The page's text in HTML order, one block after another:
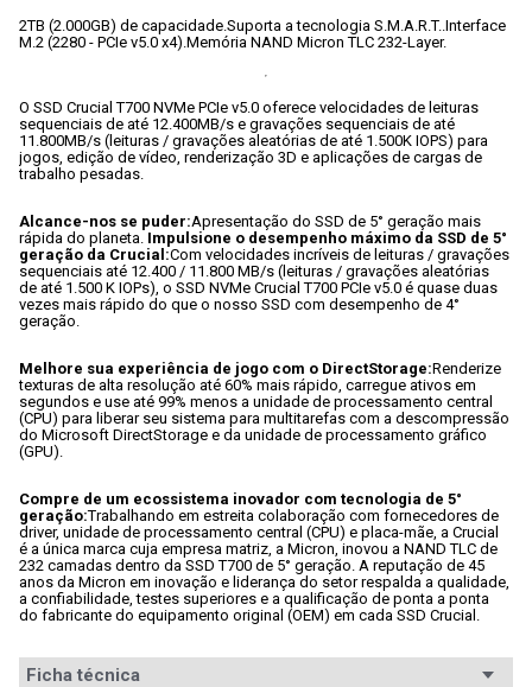
2TB (2.000GB) de capacidade.Suporta a tecnologia S.M.A.R.T..Interface
M.2 (2280 - PCIe v5.0 x4).Memória NAND Micron TLC 232-Layer.
O SSD Crucial T700 NVMe PCIe v5.0 oferece velocidades de leituras
sequenciais de até 12.400MB/s e gravações sequenciais de até
11.800MB/s (leituras / gravações aleatórias de até 1.500K IOPS) para
jogos, edição de vídeo, renderização 3D e aplicações de cargas de
trabalho pesadas.
Alcance-nos se puder:Apresentação do SSD de 5° geração mais
rápida do planeta. Impulsione o desempenho máximo da SSD de 5°
geração da Crucial:Com velocidades incríveis de leituras / gravações
sequenciais até 12.400 / 11.800 MB/s (leituras / gravações aleatórias
de até 1.500 K IOPs), o SSD NVMe Crucial T700 PCIe v5.0 é quase duas
vezes mais rápido do que o nosso SSD com desempenho de 4°
geração.
Melhore sua experiência de jogo com o DirectStorage:Renderize
texturas de alta resolução até 60% mais rápido, carregue ativos em
segundos e use até 99% menos a unidade de processamento central
(CPU) para liberar seu sistema para multitarefas com a descompressão
do Microsoft DirectStorage e da unidade de processamento gráfico
(GPU).
Compre de um ecossistema inovador com tecnologia de 5°
geração:Trabalhando em estreita colaboração com fornecedores de
driver, unidade de processamento central (CPU) e placa-mãe, a Crucial
é a única marca cuja empresa matriz, a Micron, inovou a NAND TLC de
232 camadas dentro da SSD T700 de 5° geração. A reputação de 45
anos da Micron em inovação e liderança do setor respalda a qualidade,
a confiabilidade, testes superiores e a qualificação de ponta a ponta
do fabricante do equipamento original (OEM) em cada SSD Crucial.
Ficha técnica